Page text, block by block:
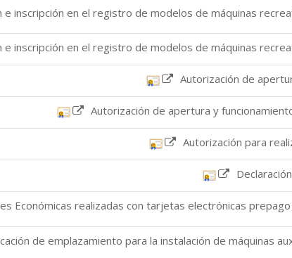
Económicas realizadas con tarjetas electrónicas